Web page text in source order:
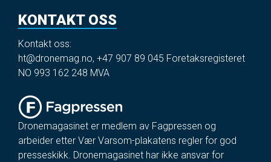
KONTAKT OSS
Kontakt oss:
ht@dronemag.no, +47 907 89 045 Foretaksregisteret
NO 993 162 248 MVA
Dronemagasinet er medlem av Fagpressen og
arbeider etter Vær Varsom-plakatens regler for god
presseskikk. Dronemagasinet har ikke ansvar for